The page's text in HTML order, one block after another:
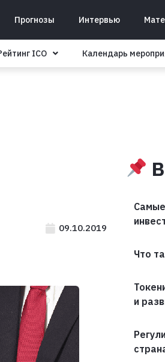
Прогнозы Интервью
ICO Календарь
09.10.2019
Что
и